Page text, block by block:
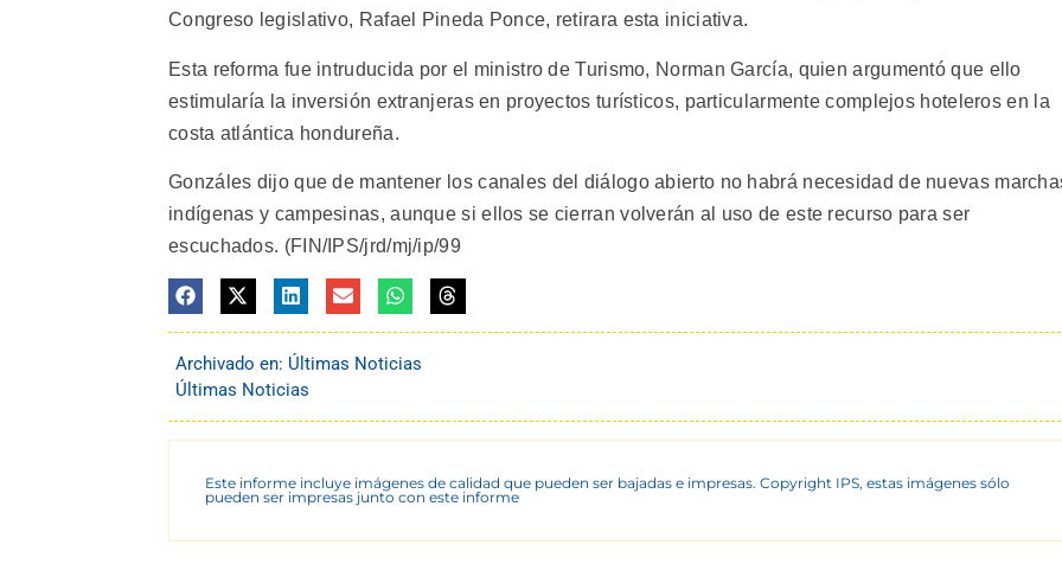
Congreso legislativo, Rafael Pineda Ponce, retirara esta iniciativa.
Esta reforma fue intruducida por el ministro de Turismo, Norman García, quien argumentó que ello
estimularía la inversión extranjeras en proyectos turísticos, particularmente complejos hoteleros en la
costa atlántica hondureña.
Gonzáles dijo que de mantener los canales del diálogo abierto no habrá necesidad de nuevas
indígenas y campesinas, aunque si ellos se cierran volverán al uso de este recurso para ser
escuchados. (FIN/IPS/jrd/mj/ip/99
Archivado en: Últimas Noticias
Últimas Noticias
Este informe incluye imágenes de calidad que pueden ser bajadas e impresas. Copyright IPS, estas imágenes sólo
pueden ser impresas junto con este informe